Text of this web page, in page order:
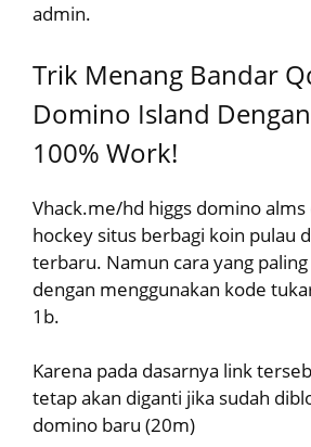
admin.
Trik Menang Bandar
Domino Island
100% Work!
Vhack.me/hd higgs domino alms
hockey situs berbagi koin pulau
terbaru. Namun cara yang
dengan menggunakan kode
1b.
Karena pada dasarnya link
tetap akan diganti jika sudah
domino baru (20m)